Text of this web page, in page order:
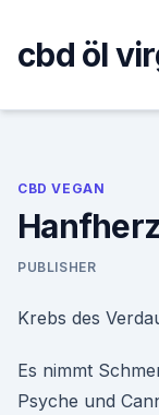
content
cbd öl
CBD VEGAN
PUBLISHER
Krebs des
Es nimmt
Psyche und